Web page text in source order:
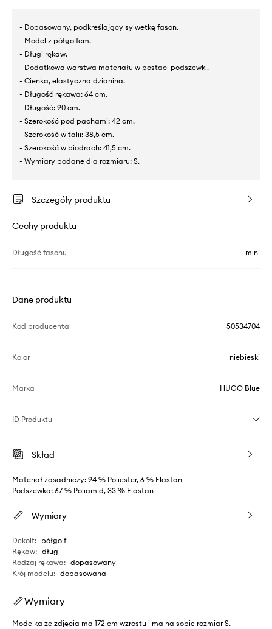
- Dopasowany, podkreślający sylwetkę fason.
- Model z półgolfem.
- Długi rękaw.
- Dodatkowa warstwa materiału w postaci podszewki.
- Cienka, elastyczna dzianina.
- Długość rękawa: 64 cm.
- Długość: 90 cm.
- Szerokość pod pachami: 42 cm.
- Szerokość w talii: 38,5 cm.
- Szerokość w biodrach: 41,5 cm.
- Wymiary podane dla rozmiaru: S.
Szczegóły produktu
Cechy produktu
Długość fasonu mini
Dane produktu
Kod producenta 50534704
Kolor niebieski
Marka HUGO Blue
ID Produktu
Skład
Materiał zasadniczy: 94 % Poliester, 6 % Elastan
Podszewka: 67 % Poliamid, 33 % Elastan
Wymiary
Dekolt: półgolf
Rękaw: długi
Rodzaj rękawa: dopasowany
Krój modelu: dopasowana
Wymiary
Modelka ze zdjęcia ma 172 cm wzrostu i ma na sobie rozmiar S.